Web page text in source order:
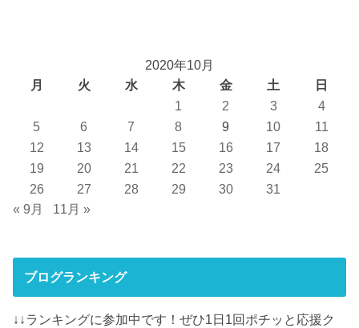
2020年10月
月
火 水 木 金 土
日
1
2 3
4
5
6 7 8 9 10
11
12
13 14 15 16 17
18
19
20 21 22 23 24
25
26
27 28 29 30
31
« 9月
11月 »
ブログランキング
↓↓ランキングに参加中です！ぜひ1日1回ポチッと応援ク